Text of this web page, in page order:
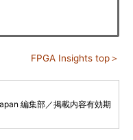
FPGA Insights top＞
編集部／掲載内容有効期